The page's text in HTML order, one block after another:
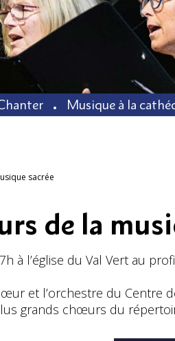
Musique à la
sacrée
de la
à l’église du Val Vert au
et l’orchestre du Centre
grands chœurs du